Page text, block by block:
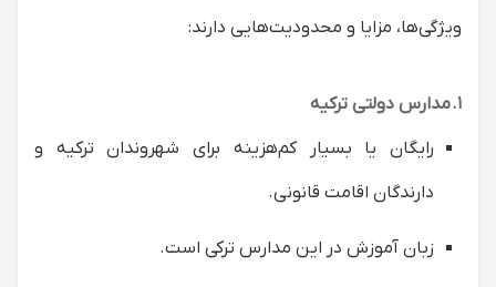
ویژگی‌ها، مزایا و محدودیت‌هایی دارند:
۱. مدارس دولتی ترکیه
رایگان یا بسیار کم‌هزینه برای شهروندان ترکیه و
دارندگان اقامت قانونی.
زبان آموزش در این مدارس ترکی است.